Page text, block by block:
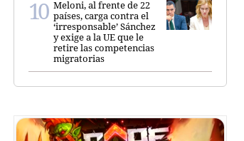
Meloni, al frente de 22
países, carga contra el
‘irresponsable’ Sánchez
y exige a la UE que le
retire las competencias
migratorias